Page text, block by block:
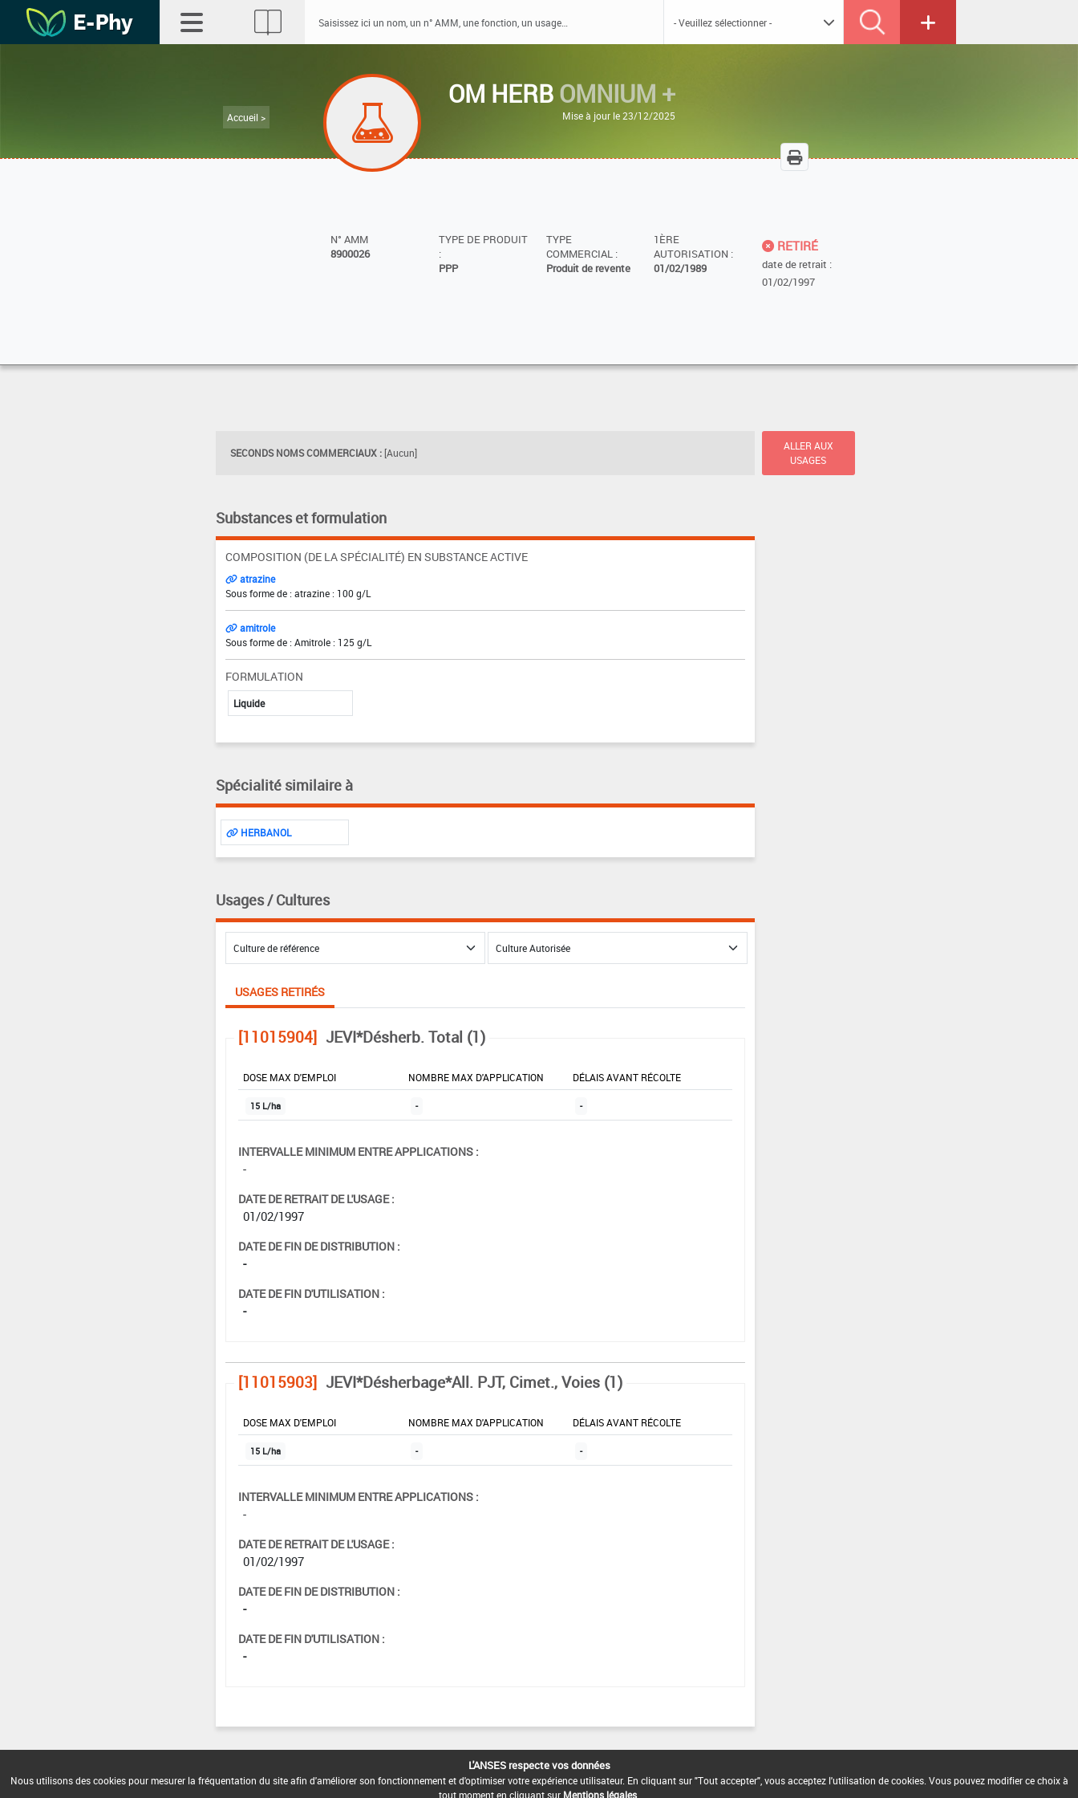
Accueil >
OM HERBOMNIUM +
Mise à jour le 23/12/2025
N° AMM
8900026
TYPE DE PRODUIT
:
PPP
TYPE
COMMERCIAL :
Produit de revente
1ÈRE
AUTORISATION :
01/02/1989
RETIRÉ
date de retrait :
01/02/1997
SECONDS NOMS COMMERCIAUX : [Aucun]
ALLER AUX
USAGES
Substances et formulation
COMPOSITION (DE LA SPÉCIALITÉ) EN SUBSTANCE ACTIVE
atrazine
Sous forme de : atrazine : 100 g/L
amitrole
Sous forme de : Amitrole : 125 g/L
FORMULATION
Liquide
Spécialité similaire à
HERBANOL
Usages / Cultures
USAGES RETIRÉS
[11015904] JEVI*Désherb. Total (1)
DOSE MAX D'EMPLOI NOMBRE MAX D'APPLICATION DÉLAIS AVANT RÉCOLTE
15 L/ha - -
INTERVALLE MINIMUM ENTRE APPLICATIONS :
-
DATE DE RETRAIT DE L'USAGE :
01/02/1997
DATE DE FIN DE DISTRIBUTION :
-
DATE DE FIN D'UTILISATION :
-
[11015903] JEVI*Désherbage*All. PJT, Cimet., Voies (1)
DOSE MAX D'EMPLOI NOMBRE MAX D'APPLICATION DÉLAIS AVANT RÉCOLTE
15 L/ha - -
INTERVALLE MINIMUM ENTRE APPLICATIONS :
-
DATE DE RETRAIT DE L'USAGE :
01/02/1997
DATE DE FIN DE DISTRIBUTION :
-
DATE DE FIN D'UTILISATION :
-
L'ANSES respecte vos données
Nous utilisons des cookies pour mesurer la fréquentation du site afin d'améliorer son fonctionnement et d'optimiser votre expérience utilisateur. En cliquant sur "Tout accepter", vous acceptez l'utilisation de cookies. Vous pouvez modifier ce choix à
tout moment en cliquant sur Mentions légales